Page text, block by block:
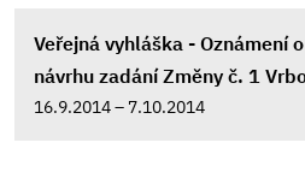
Veřejná vyhláška - Oznámení
návrhu zadání Změny č. 1
16.9.2014 – 7.10.2014